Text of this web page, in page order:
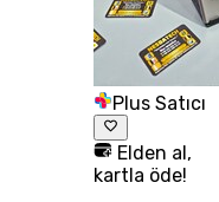
Plus Satıcı
Elden al,
kartla öde!